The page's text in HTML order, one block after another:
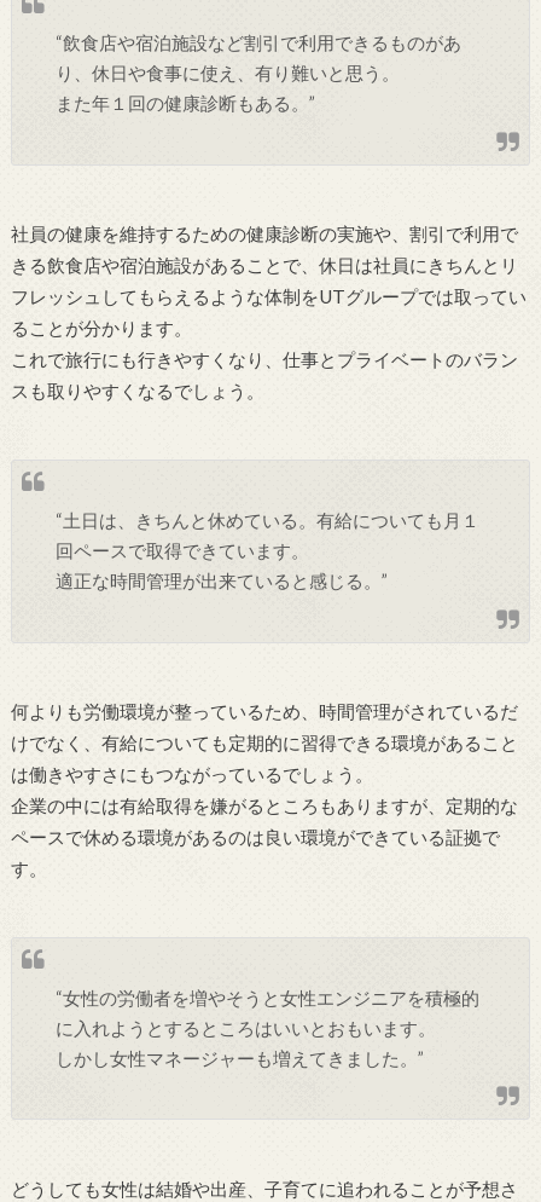
“飲食店や宿泊施設など割引で利用できるものがあ
り、休日や食事に使え、有り難いと思う。
また年１回の健康診断もある。”
社員の健康を維持するための健康診断の実施や、割引で利用で
きる飲食店や宿泊施設があることで、休日は社員にきちんとリ
フレッシュしてもらえるような体制をUTグループでは取ってい
ることが分かります。
これで旅行にも行きやすくなり、仕事とプライベートのバラン
スも取りやすくなるでしょう。
“土日は、きちんと休めている。有給についても月１
回ペースで取得できています。
適正な時間管理が出来ていると感じる。”
何よりも労働環境が整っているため、時間管理がされているだ
けでなく、有給についても定期的に習得できる環境があること
は働きやすさにもつながっているでしょう。
企業の中には有給取得を嫌がるところもありますが、定期的な
ペースで休める環境があるのは良い環境ができている証拠で
す。
“女性の労働者を増やそうと女性エンジニアを積極的
に入れようとするところはいいとおもいます。
しかし女性マネージャーも増えてきました。”
どうしても女性は結婚や出産、子育てに追われることが予想さ